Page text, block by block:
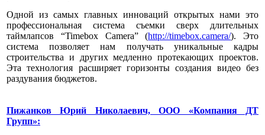
Одной из самых главных инноваций открытых нами это
профессиональная система съемки сверх длительных
таймлапсов “Timebox Camera” (http://timebox.camera/). Это
система позволяет нам получать уникальные кадры
строительства и других медленно протекающих проектов.
Эта технология расширяет горизонты создания видео без
раздувания бюджетов.
Пижанков Юрий Николаевич, ООО «Компания ДТ
Групп»: